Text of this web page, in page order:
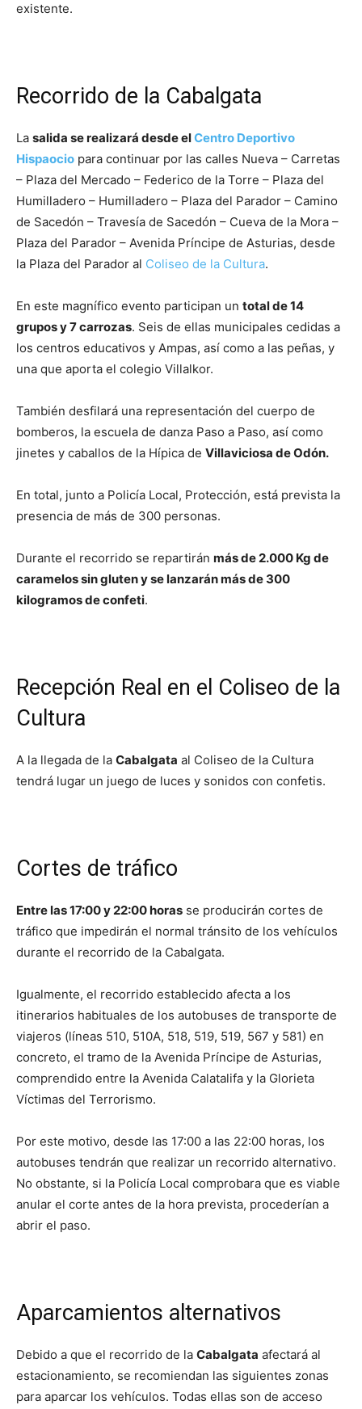
existente.
Recorrido de la Cabalgata
La salida se realizará desde elCentro Deportivo
Hispaocio para continuar por las calles Nueva – Carretas
– Plaza del Mercado – Federico de la Torre – Plaza del
Humilladero – Humilladero – Plaza del Parador – Camino
de Sacedón – Travesía de Sacedón – Cueva de la Mora –
Plaza del Parador – Avenida Príncipe de Asturias, desde
la Plaza del Parador al Coliseo de la Cultura.
En este magnífico evento participan un total de 14
grupos y 7 carrozas. Seis de ellas municipales cedidas a
los centros educativos y Ampas, así como a las peñas, y
una que aporta el colegio Villalkor.
También desfilará una representación del cuerpo de
bomberos, la escuela de danza Paso a Paso, así como
jinetes y caballos de la Hípica de Villaviciosa de Odón.
En total, junto a Policía Local, Protección, está prevista la
presencia de más de 300 personas.
Durante el recorrido se repartirán más de 2.000 Kg de
caramelos sin gluten y se lanzarán más de 300
kilogramos de confeti.
Recepción Real en el Coliseo de la
Cultura
A la llegada de la Cabalgata al Coliseo de la Cultura
tendrá lugar un juego de luces y sonidos con confetis.
Cortes de tráfico
Entre las 17:00 y 22:00 horas se producirán cortes de
tráfico que impedirán el normal tránsito de los vehículos
durante el recorrido de la Cabalgata.
Igualmente, el recorrido establecido afecta a los
itinerarios habituales de los autobuses de transporte de
viajeros (líneas 510, 510A, 518, 519, 519, 567 y 581) en
concreto, el tramo de la Avenida Príncipe de Asturias,
comprendido entre la Avenida Calatalifa y la Glorieta
Víctimas del Terrorismo.
Por este motivo, desde las 17:00 a las 22:00 horas, los
autobuses tendrán que realizar un recorrido alternativo.
No obstante, si la Policía Local comprobara que es viable
anular el corte antes de la hora prevista, procederían a
abrir el paso.
Aparcamientos alternativos
Debido a que el recorrido de la Cabalgata afectará al
estacionamiento, se recomiendan las siguientes zonas
para aparcar los vehículos. Todas ellas son de acceso